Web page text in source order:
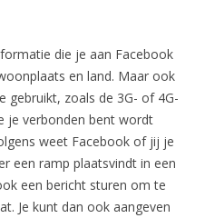
die je aan Facebook
en land. Maar ook
gebruikt, zoals de 3G- of 4G-
je verbonden bent wordt
weet Facebook of jij je
een ramp plaatsvindt in een
een bericht sturen om te
Je kunt dan ook aangeven